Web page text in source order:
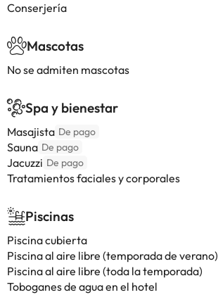
Conserjería
Mascotas
No se admiten mascotas
Spa y bienestar
Masajista De pago
Sauna De pago
Jacuzzi De pago
Tratamientos faciales y corporales
Piscinas
Piscina cubierta
Piscina al aire libre (temporada de verano)
Piscina al aire libre (toda la temporada)
Toboganes de agua en el hotel